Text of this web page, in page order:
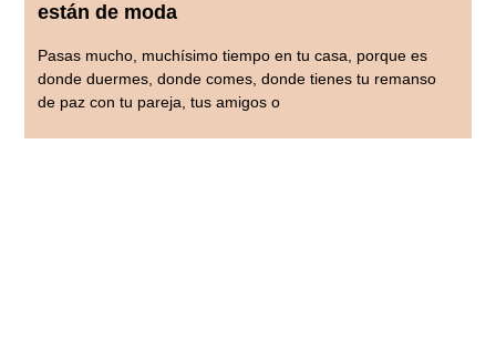
están de moda
Pasas mucho, muchísimo tiempo en tu casa, porque es
donde duermes, donde comes, donde tienes tu remanso
de paz con tu pareja, tus amigos o